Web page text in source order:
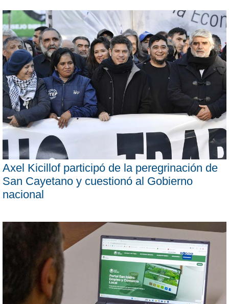
Axel Kicillof participó de la peregrinación de
San Cayetano y cuestionó al Gobierno
nacional